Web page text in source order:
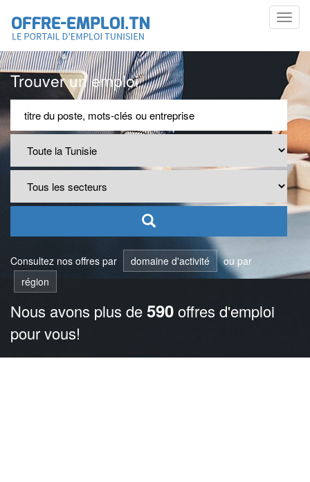
Trouver un emploi
Consultez nos offres par domaine d'activité
ou par
région
Nous avons plus de590offres d'emploi
pour vous!